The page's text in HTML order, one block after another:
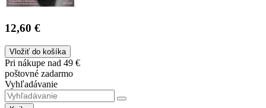
12,60 €
Vložiť do košíka
Pri nákupe nad 49 €
poštovné zadarmo
Vyhľadávanie